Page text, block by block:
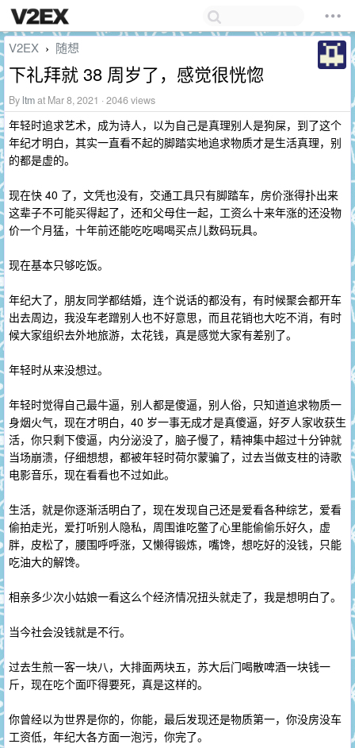
V2EX › 随想
下礼拜就 38 周岁了，感觉很恍惚
By ltmat Mar 8, 2021 · 2046 views
年轻时追求艺术，成为诗人，以为自己是真理别人是狗屎，到了这个
年纪才明白，其实一直看不起的脚踏实地追求物质才是生活真理，别
的都是虚的。
现在快 40 了，文凭也没有，交通工具只有脚踏车，房价涨得扑出来
这辈子不可能买得起了，还和父母住一起，工资么十来年涨的还没物
价一个月猛，十年前还能吃吃喝喝买点儿数码玩具。
现在基本只够吃饭。
年纪大了，朋友同学都结婚，连个说话的都没有，有时候聚会都开车
出去周边，我没车老蹭别人也不好意思，而且花销也大吃不消，有时
候大家组织去外地旅游，太花钱，真是感觉大家有差别了。
年轻时从来没想过。
年轻时觉得自己最牛逼，别人都是傻逼，别人俗，只知道追求物质一
身烟火气，现在才明白，40 岁一事无成才是真傻逼，好歹人家收获生
活，你只剩下傻逼，内分泌没了，脑子慢了，精神集中超过十分钟就
当场崩溃，仔细想想，都被年轻时荷尔蒙骗了，过去当做支柱的诗歌
电影音乐，现在看看也不过如此。
生活，就是你逐渐活明白了，现在发现自己还是爱看各种综艺，爱看
偷拍走光，爱打听别人隐私，周围谁吃鳖了心里能偷偷乐好久，虚
胖，皮松了，腰围呼呼涨，又懒得锻炼，嘴馋，想吃好的没钱，只能
吃油大的解馋。
相亲多少次小姑娘一看这么个经济情况扭头就走了，我是想明白了。
当今社会没钱就是不行。
过去生煎一客一块八，大排面两块五，苏大后门喝散啤酒一块钱一
斤，现在吃个面吓得要死，真是这样的。
你曾经以为世界是你的，你能，最后发现还是物质第一，你没房没车
工资低，年纪大各方面一泡污，你完了。